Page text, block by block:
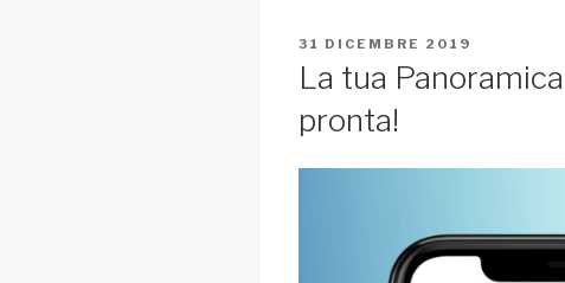
PUBBLICATO
31 DICEMBRE 2019
La tua
pronta!